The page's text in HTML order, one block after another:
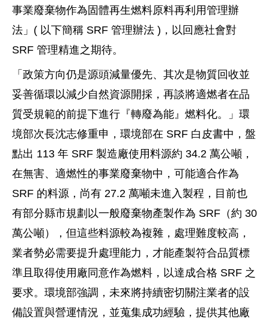
事業廢棄物作為固體再生燃料原料再利用管理辦
法」( 以下簡稱 SRF 管理辦法 )，以回應社會對
SRF 管理精進之期待。
「政策方向仍是源頭減量優先、其次是物質回收並
妥善循環以減少自然資源開採，再談將適燃者在品
質受規範的前提下進行『轉廢為能』燃料化。」環
境部次長沈志修重申，環境部在 SRF 白皮書中，盤
點出 113 年 SRF 製造廠使用料源約 34.2 萬公噸，
在無害、適燃性的事業廢棄物中，可能適合作為
SRF 的料源，尚有 27.2 萬噸未進入製程，目前也
有部分縣市規劃以一般廢棄物產製作為 SRF（約 30
萬公噸），但這些料源較為複雜，處理難度較高，
業者勢必需要提升處理能力，才能產製符合品質標
準且取得使用廠同意作為燃料，以達成合格 SRF 之
要求。環境部強調，未來將持續密切關注業者的設
備設置與營運情況，並蒐集成功經驗，提供其他廠